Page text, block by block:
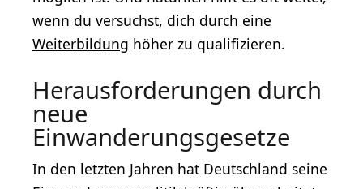
wenn du versuchst, dich durch eine
Weiterbildung höher zu qualifizieren.
Herausforderungen durch
neue
Einwanderungsgesetze
In den letzten Jahren hat Deutschland seine